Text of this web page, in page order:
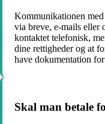
Kommunikationen
via breve, e-mails eller
kontaktet telefonisk,
dine rettigheder og at
have dokumentation
Skal man betale